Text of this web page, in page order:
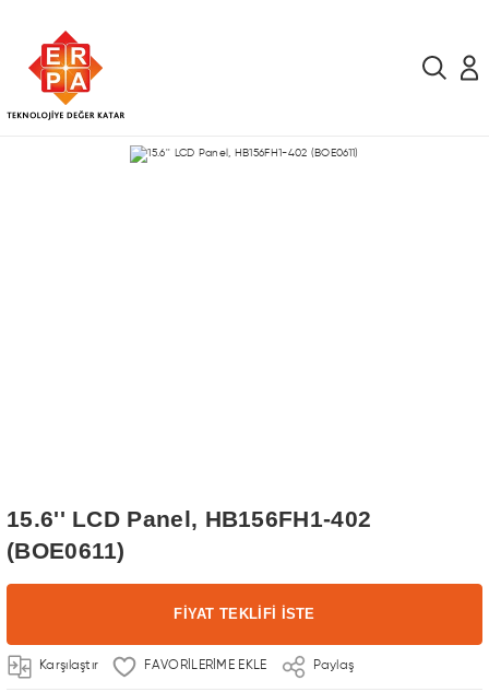
15.6'' LCD Panel, HB156FH1-402
(BOE0611)
FİYAT TEKLİFİ İSTE
Karşılaştır Paylaş